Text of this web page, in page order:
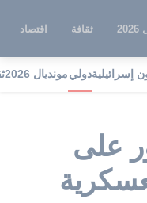
ثقافة اقتصاد
إسرائيليةدوليمونديال 2026
على